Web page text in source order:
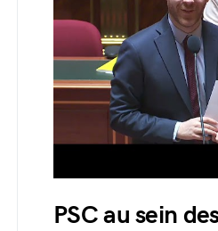
PSC au sein